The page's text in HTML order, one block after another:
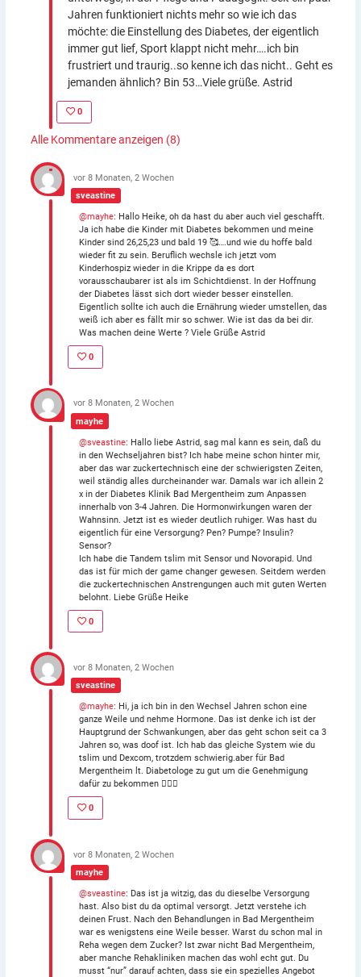
Jahren funktioniert nichts mehr so wie ich das
möchte: die Einstellung des Diabetes, der eigentlich
immer gut lief, Sport klappt nicht mehr….ich bin
frustriert und traurig..so kenne ich das nicht.. Geht es
jemanden ähnlich? Bin 53…Viele grüße. Astrid
0
Alle Kommentare anzeigen (8)
sveastine
vor 8 Monaten, 2 Wochen
@mayhe: Hallo Heike, oh da hast du aber auch viel geschafft.
Ja ich habe die Kinder mit Diabetes bekommen und meine
Kinder sind 26,25,23 und bald 19 🥰….und wie du hoffe bald
wieder fit zu sein. Beruflich wechsle ich jetzt vom
Kinderhospiz wieder in die Krippe da es dort
vorausschaubarer ist als im Schichtdienst. In der Hoffnung
der Diabetes lässt sich dort wieder besser einstellen.
Eigentlich sollte ich auch die Ernährung wieder umstellen, das
weiß ich aber es fällt mir so schwer. Wie ist das da bei dir.
Was machen deine Werte ? Viele Grüße Astrid
0
mayhe
vor 8 Monaten, 2 Wochen
@sveastine: Hallo liebe Astrid, sag mal kann es sein, daß du
in den Wechseljahren bist? Ich habe meine schon hinter mir,
aber das war zuckertechnisch eine der schwierigsten Zeiten,
weil ständig alles durcheinander war. Damals war ich allein 2
x in der Diabetes Klinik Bad Mergentheim zum Anpassen
innerhalb von 3-4 Jahren. Die Hormonwirkungen waren der
Wahnsinn. Jetzt ist es wieder deutlich ruhiger. Was hast du
eigentlich für eine Versorgung? Pen? Pumpe? Insulin?
Sensor?
Ich habe die Tandem tslim mit Sensor und Novorapid. Und
das ist für mich der game changer gewesen. Seitdem werden
die zuckertechnischen Anstrengungen auch mit guten Werten
belohnt. Liebe Grüße Heike
0
sveastine
vor 8 Monaten, 2 Wochen
@mayhe: Hi, ja ich bin in den Wechsel Jahren schon eine
ganze Weile und nehme Hormone. Das ist denke ich ist der
Hauptgrund der Schwankungen, aber das geht schon seit ca 3
Jahren so, was doof ist. Ich hab das gleiche System wie du
tslim und Dexcom, trotzdem schwierig.aber für Bad
Mergentheim lt. Diabetologe zu gut um die Genehmigung
dafür zu bekommen 🤷🏻‍♀️
0
mayhe
vor 8 Monaten, 2 Wochen
@sveastine: Das ist ja witzig, das du dieselbe Versorgung
hast. Also bist du da optimal versorgt. Jetzt verstehe ich
deinen Frust. Nach den Behandlungen in Bad Mergentheim
war es wenigstens eine Weile besser. Warst du schon mal in
Reha wegen dem Zucker? Ist zwar nicht Bad Mergentheim,
aber manche Rehakliniken machen das wohl echt gut. Du
musst “nur” darauf achten, dass sie ein spezielles Angebot